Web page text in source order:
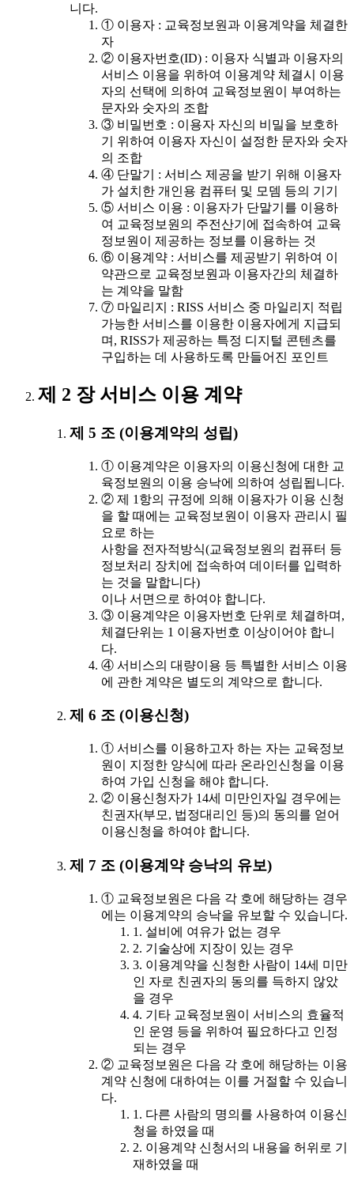
니다.
① 이용자 : 교육정보원과 이용계약을 체결한
자
② 이용자번호(ID) : 이용자 식별과 이용자의
서비스 이용을 위하여 이용계약 체결시 이용
자의 선택에 의하여 교육정보원이 부여하는
문자와 숫자의 조합
③ 비밀번호 : 이용자 자신의 비밀을 보호하
기 위하여 이용자 자신이 설정한 문자와 숫자
의 조합
④ 단말기 : 서비스 제공을 받기 위해 이용자
가 설치한 개인용 컴퓨터 및 모뎀 등의 기기
⑤ 서비스 이용 : 이용자가 단말기를 이용하
여 교육정보원의 주전산기에 접속하여 교육
정보원이 제공하는 정보를 이용하는 것
⑥ 이용계약 : 서비스를 제공받기 위하여 이
약관으로 교육정보원과 이용자간의 체결하
는 계약을 말함
⑦ 마일리지 : RISS 서비스 중 마일리지 적립
가능한 서비스를 이용한 이용자에게 지급되
며, RISS가 제공하는 특정 디지털 콘텐츠를
구입하는 데 사용하도록 만들어진 포인트
제 2 장 서비스 이용 계약
제 5 조 (이용계약의 성립)
① 이용계약은 이용자의 이용신청에 대한 교
육정보원의 이용 승낙에 의하여 성립됩니다.
② 제 1항의 규정에 의해 이용자가 이용 신청
을 할 때에는 교육정보원이 이용자 관리시 필
요로 하는
사항을 전자적방식(교육정보원의 컴퓨터 등
정보처리 장치에 접속하여 데이터를 입력하
는 것을 말합니다)
이나 서면으로 하여야 합니다.
③ 이용계약은 이용자번호 단위로 체결하며,
체결단위는 1 이용자번호 이상이어야 합니
다.
④ 서비스의 대량이용 등 특별한 서비스 이용
에 관한 계약은 별도의 계약으로 합니다.
제 6 조 (이용신청)
① 서비스를 이용하고자 하는 자는 교육정보
원이 지정한 양식에 따라 온라인신청을 이용
하여 가입 신청을 해야 합니다.
② 이용신청자가 14세 미만인자일 경우에는
친권자(부모, 법정대리인 등)의 동의를 얻어
이용신청을 하여야 합니다.
제 7 조 (이용계약 승낙의 유보)
① 교육정보원은 다음 각 호에 해당하는 경우
에는 이용계약의 승낙을 유보할 수 있습니다.
1. 설비에 여유가 없는 경우
2. 기술상에 지장이 있는 경우
3. 이용계약을 신청한 사람이 14세 미만
인 자로 친권자의 동의를 득하지 않았
을 경우
4. 기타 교육정보원이 서비스의 효율적
인 운영 등을 위하여 필요하다고 인정
되는 경우
② 교육정보원은 다음 각 호에 해당하는 이용
계약 신청에 대하여는 이를 거절할 수 있습니
다.
1. 다른 사람의 명의를 사용하여 이용신
청을 하였을 때
2. 이용계약 신청서의 내용을 허위로 기
재하였을 때